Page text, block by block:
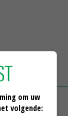
en wil B
om uw
volgende: